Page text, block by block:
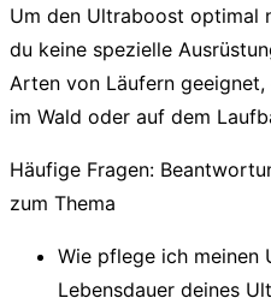
Um den Ultraboost optimal
du keine spezielle
Arten von Läufern
im Wald oder auf dem
Häufige Fragen:
zum Thema
Wie pflege ich meinen
Lebensdauer deines